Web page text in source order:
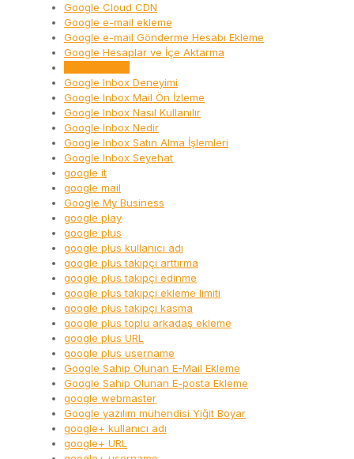
Google Cloud CDN
Google e-mail ekleme
Google e-mail Gönderme Hesabı Ekleme
Google Hesaplar ve İçe Aktarma
Google Inbox Deneyimi
Google Inbox Mail Ön İzleme
Google Inbox Nasıl Kullanılır
Google Inbox Nedir
Google Inbox Satın Alma İşlemleri
Google Inbox Seyehat
google it
google mail
Google My Business
google play
google plus
google plus kullanıcı adı
google plus takipçi arttırma
google plus takipçi edinme
google plus takipçi ekleme limiti
google plus takipçi kasma
google plus toplu arkadaş ekleme
google plus URL
google plus username
Google Sahip Olunan E-Mail Ekleme
Google Sahip Olunan E-posta Ekleme
google webmaster
Google yazılım mühendisi Yiğit Boyar
google+ kullanıcı adı
google+ URL